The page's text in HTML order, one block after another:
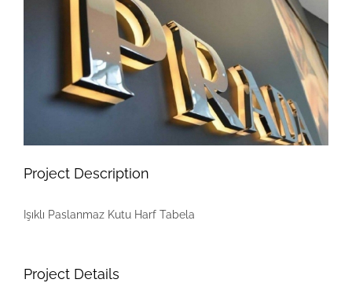
Project Description
Işıklı Paslanmaz Kutu Harf Tabela
Project Details